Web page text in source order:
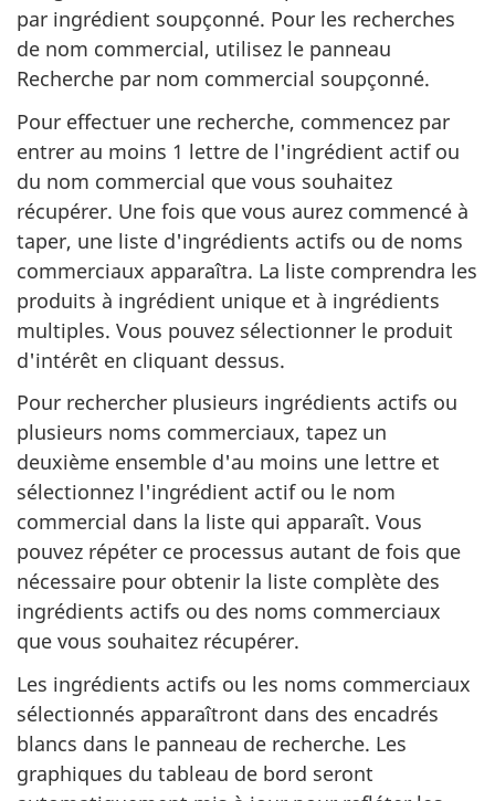
par ingrédient soupçonné. Pour les recherches
de nom commercial, utilisez le panneau
Recherche par nom commercial soupçonné.
Pour effectuer une recherche, commencez par
entrer au moins 1 lettre de l'ingrédient actif ou
du nom commercial que vous souhaitez
récupérer. Une fois que vous aurez commencé à
taper, une liste d'ingrédients actifs ou de noms
commerciaux apparaîtra. La liste comprendra les
produits à ingrédient unique et à ingrédients
multiples. Vous pouvez sélectionner le produit
d'intérêt en cliquant dessus.
Pour rechercher plusieurs ingrédients actifs ou
plusieurs noms commerciaux, tapez un
deuxième ensemble d'au moins une lettre et
sélectionnez l'ingrédient actif ou le nom
commercial dans la liste qui apparaît. Vous
pouvez répéter ce processus autant de fois que
nécessaire pour obtenir la liste complète des
ingrédients actifs ou des noms commerciaux
que vous souhaitez récupérer.
Les ingrédients actifs ou les noms commerciaux
sélectionnés apparaîtront dans des encadrés
blancs dans le panneau de recherche. Les
graphiques du tableau de bord seront